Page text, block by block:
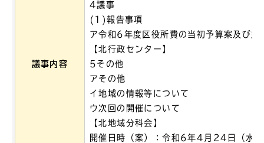
議事内容
4議事
(1)報告事項
ア令和6年度区役所費の当初予算案及び主
【北行政センター】
5その他
アその他
イ地域の情報等について
ウ次回の開催について
【北地域分科会】
開催日時（案）：令和6年4月24日（水